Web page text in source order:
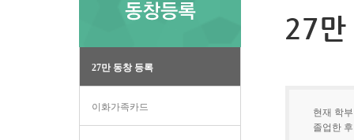
27만 동창 등록
이화가족카드
현재 학
졸업한
27만